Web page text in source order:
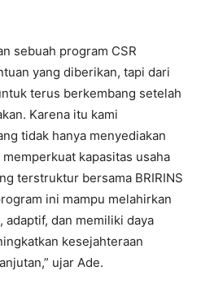
sebuah program CSR
yang diberikan, tapi dari
terus berkembang setelah
Karena itu kami
tidak hanya menyediakan
kapasitas usaha
terstruktur bersama BRIRINS
ini mampu melahirkan
adaptif, dan memiliki daya
kesejahteraan
ujar Ade.